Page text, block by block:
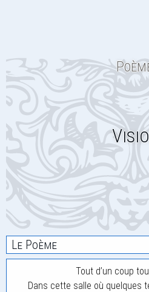
Le Poème
Tout d’un coup
Dans cette salle où quelques